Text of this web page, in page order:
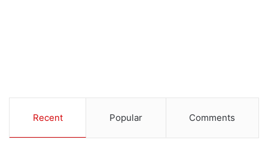
Recent Popular Comments